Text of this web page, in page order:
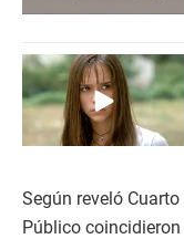
Según reveló
Público